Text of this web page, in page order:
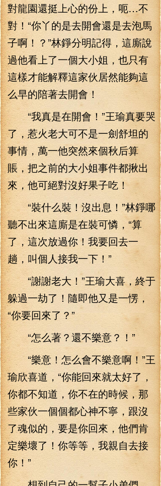
對龍園還挺上心的份上，呃…不
對！“你丫的是去開會還是去泡馬
子啊！？”林錚分明記得，這廝說
過他看上了一個大小姐，也只有
這樣才能解釋這家伙居然能夠這
么早的陪著去開會！
“我真是在開會！”王瑜真要哭
了，惹火老大可不是一劍舒坦的
事情，萬一他突然來個秋后算
賬，把之前的大小姐事件都揪出
來，他可絕對沒好果子吃！
“裝什么裝！沒出息！”林錚哪
聽不出來這廝是在裝可憐，“算
了，這次放過你！我要回去一
趟，叫個人接我一下！”
“謝謝老大！”王瑜大喜，終于
躲過一劫了！隨即他又是一愣，
“你要回來了？”
“怎么著？還不樂意？！”
“樂意！怎么會不樂意啊！”王
瑜欣喜道，“你能回來就太好了，
你都不知道，你不在的時候，那
些家伙一個個都心神不寧，跟沒
了魂似的，要是你回來，他們肯
定樂壞了！你等等，我親自去接
你！”